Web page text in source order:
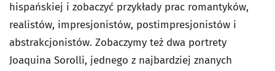
hispańskiej i zobaczyć przykłady prac romantyków,
realistów, impresjonistów, postimpresjonistów i
abstrakcjonistów. Zobaczymy też dwa portrety
Joaquina Sorolli, jednego z najbardziej znanych